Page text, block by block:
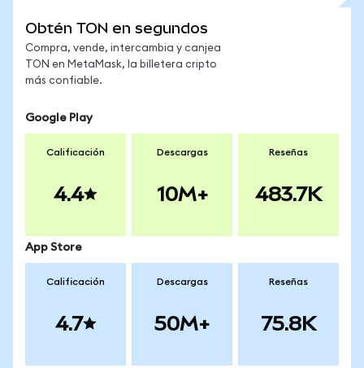
Obtén TON en segundos
Compra, vende, intercambia y canjea
TON en MetaMask, la billetera cripto
más confiable.
Google Play
Calificación
4.4
Descargas
10M+
Reseñas
483.7K
App Store
Calificación
4.7
Descargas
50M+
Reseñas
75.8K